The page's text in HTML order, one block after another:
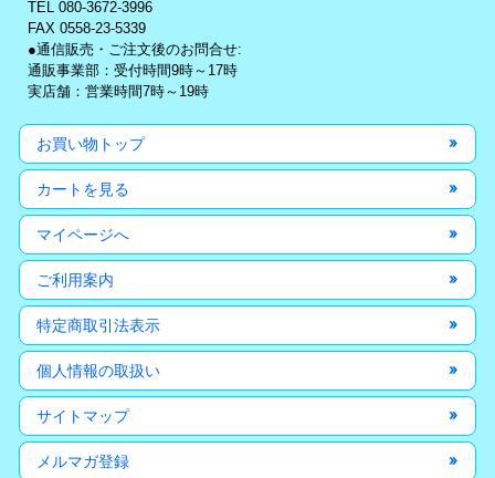
TEL 080-3672-3996
FAX 0558-23-5339
●通信販売・ご注文後のお問合せ:
通販事業部：受付時間9時～17時
実店舗：営業時間7時～19時
お買い物トップ
カートを見る
マイページへ
ご利用案内
特定商取引法表示
個人情報の取扱い
サイトマップ
メルマガ登録